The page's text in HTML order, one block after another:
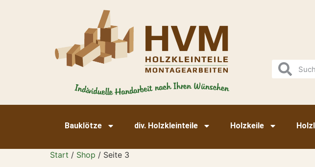
Bauklötze div. Holzkleinteile Holzkeile
Start / Shop / Seite 3